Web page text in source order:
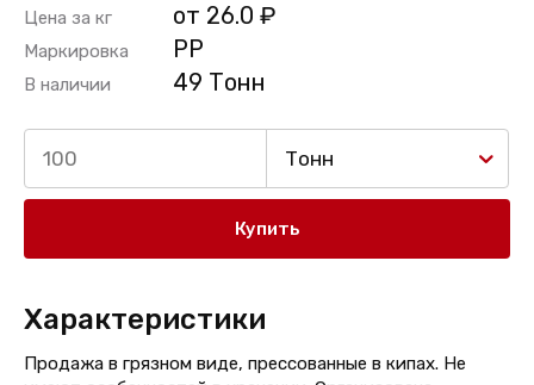
Цена за кг от 26.0 ₽
Маркировка PP
В наличии 49 Тонн
Тонн
Купить
Характеристики
Продажа в грязном виде, прессованные в кипах. Не